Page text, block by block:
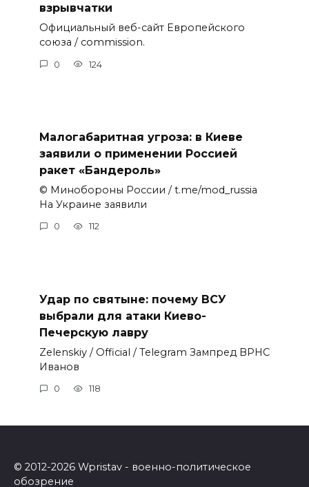
взрывчатки
Официальный веб-сайт Европейского
союза / commission.
0 124
Малогабаритная угроза: в Киеве
заявили о применении Россией
ракет «Бандероль»
© Минобороны России / t.me/mod_russia
На Украине заявили
0 112
Удар по святыне: почему ВСУ
выбрали для атаки Киево-
Печерскую лавру
Zеlеnskiу / Оfficiаl / Telegram Зампред ВРНС
Иванов
0 118
© 2012-2026 Wpristav - военно-политическое
обозрение